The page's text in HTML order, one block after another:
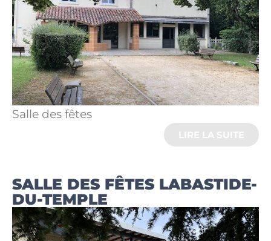
Salle des fêtes
LIRE LA SUITE
SALLE DES FÊTES LABASTIDE-
DU-TEMPLE